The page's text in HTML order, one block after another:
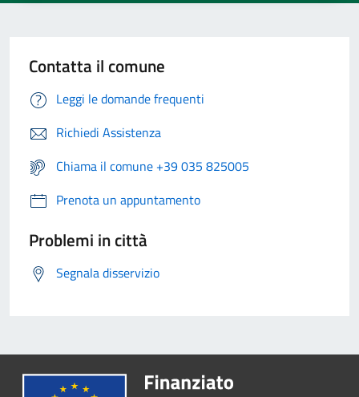
Contatta il comune
Leggi le domande frequenti
Richiedi Assistenza
Chiama il comune +39 035 825005
Prenota un appuntamento
Problemi in città
Segnala disservizio